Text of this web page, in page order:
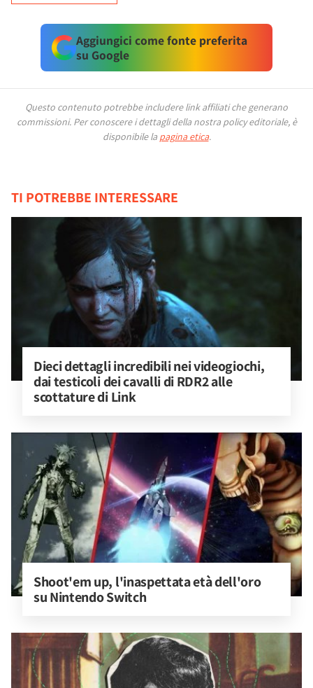
Aggiungici come fonte preferita
su Google
Questo contenuto potrebbe includere link affiliati che generano
commissioni. Per conoscere i dettagli della nostra policy editoriale, è
disponibile la pagina etica.
TI POTREBBE INTERESSARE
Dieci dettagli incredibili nei videogiochi,
dai testicoli dei cavalli di RDR2 alle
scottature di Link
Shoot'em up, l'inaspettata età dell'oro
su Nintendo Switch